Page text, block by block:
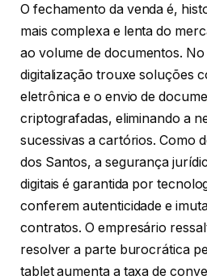
O fechamento da venda é,
mais complexa e lenta do
ao volume de documentos.
digitalização trouxe soluções
eletrônica e o envio de
criptografadas, eliminando a
sucessivas a cartórios. Como
dos Santos, a segurança
digitais é garantida por
conferem autenticidade e
contratos. O empresário
resolver a parte burocrática
tablet aumenta a taxa de